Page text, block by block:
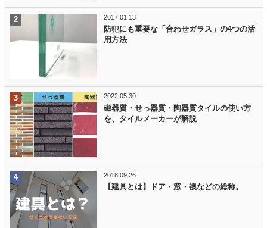
2017.01.13
防犯にも重要な「合わせガラス」の4つの活
用方法
2022.05.30
磁器質・せっ器質・陶器質タイルの使い方
を、タイルメーカーが解説
2018.09.26
【建具とは】ドア・窓・襖などの総称。